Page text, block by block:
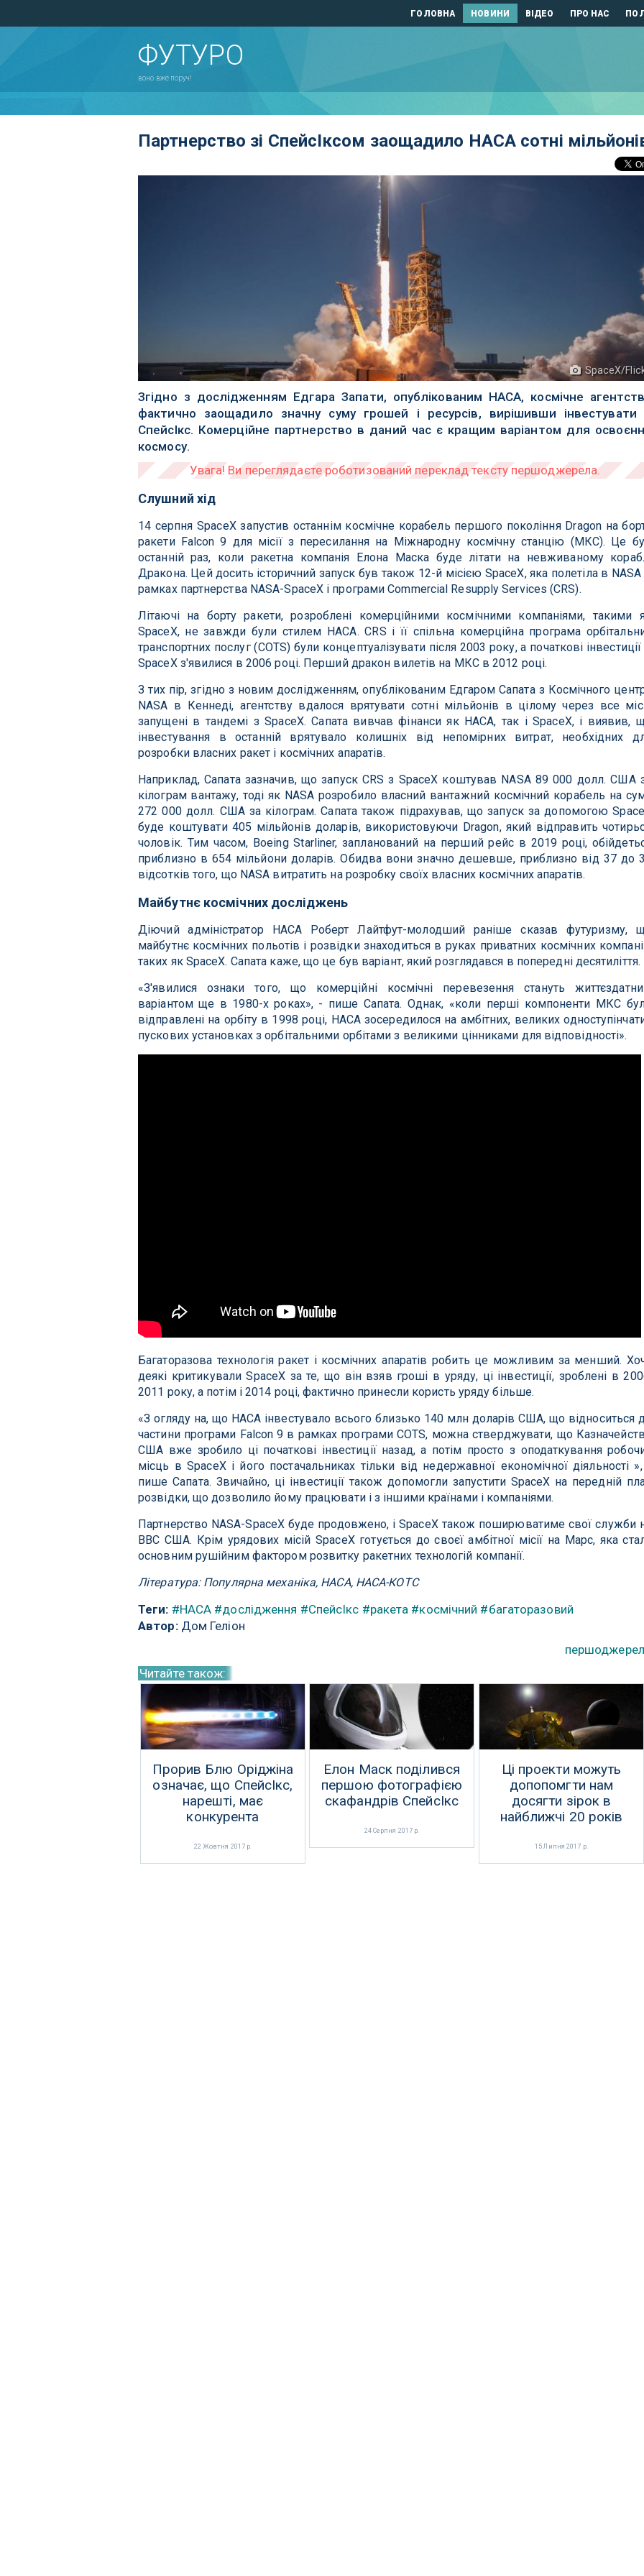
ГОЛОВНА НОВИНИ ВІДЕО ПРО НАС
ФУТУРО
воно вже поруч!
Партнерство зі СпейсІксом заощадило НАСА сотні
SpaceX/
Згідно з дослідженням Едгара Запати, опублікованим НАСА, космічне
фактично заощадило значну суму грошей і ресурсів, вирішивши інвестувати
СпейсІкс. Комерційне партнерство в даний час є кращим варіантом для
космосу.
Слушний хід
14 серпня SpaceX запустив останнім космічне корабель першого покоління Dragon на
ракети Falcon 9 для місії з пересилання на Міжнародну космічну станцію (МКС). Це
останній раз, коли ракетна компанія Елона Маска буде літати на невживаному
Дракона. Цей досить історичний запуск був також 12-й місією SpaceX, яка полетіла в
рамках партнерства NASA-SpaceX і програми Commercial Resupply Services (CRS).
Літаючі на борту ракети, розроблені комерційними космічними компаніями, такими
SpaceX, не завжди були стилем НАСА. CRS і її спільна комерційна програма
транспортних послуг (COTS) були концептуалізувати після 2003 року, а початкові
SpaceX з'явилися в 2006 році. Перший дракон вилетів на МКС в 2012 році.
З тих пір, згідно з новим дослідженням, опублікованим Едгаром Сапата з Космічного
NASA в Кеннеді, агентству вдалося врятувати сотні мільйонів в цілому через все
запущені в тандемі з SpaceX. Сапата вивчав фінанси як НАСА, так і SpaceX, і виявив,
інвестування в останній врятувало колишніх від непомірних витрат, необхідних
розробки власних ракет і космічних апаратів.
Наприклад, Сапата зазначив, що запуск CRS з SpaceX коштував NASA 89 000 долл. США
кілограм вантажу, тоді як NASA розробило власний вантажний космічний корабель на
272 000 долл. США за кілограм. Сапата також підрахував, що запуск за допомогою
буде коштувати 405 мільйонів доларів, використовуючи Dragon, який відправить
чоловік. Тим часом, Boeing Starliner, запланований на перший рейс в 2019 році,
приблизно в 654 мільйони доларів. Обидва вони значно дешевше, приблизно від 37 до
відсотків того, що NASA витратить на розробку своїх власних космічних апаратів.
Майбутнє космічних досліджень
Діючий адміністратор НАСА Роберт Лайтфут-молодший раніше сказав футуризму,
майбутнє космічних польотів і розвідки знаходиться в руках приватних космічних
таких як SpaceX. Сапата каже, що це був варіант, який розглядався в попередні десятиліття.
«З'явилися ознаки того, що комерційні космічні перевезення стануть
варіантом ще в 1980-х роках», - пише Сапата. Однак, «коли перші компоненти МКС
відправлені на орбіту в 1998 році, НАСА зосередилося на амбітних, великих
пускових установках з орбітальними орбітами з великими цінниками для відповідності».
Багаторазова технологія ракет і космічних апаратів робить це можливим за менший.
деякі критикували SpaceX за те, що він взяв гроші в уряду, ці інвестиції, зроблені в
2011 року, а потім і 2014 році, фактично принесли користь уряду більше.
«З огляду на, що НАСА інвестувало всього близько 140 млн доларів США, що відноситься
частини програми Falcon 9 в рамках програми COTS, можна стверджувати, що
США вже зробило ці початкові інвестиції назад, а потім просто з оподаткування
місць в SpaceX і його постачальниках тільки від недержавної економічної діяльності
пише Сапата. Звичайно, ці інвестиції також допомогли запустити SpaceX на передній
розвідки, що дозволило йому працювати і з іншими країнами і компаніями.
Партнерство NASA-SpaceX буде продовжено, і SpaceX також поширюватиме свої служби
ВВС США. Крім урядових місій SpaceX готується до своєї амбітної місії на Марс, яка
основним рушійним фактором розвитку ракетних технологій компанії.
Література: Популярна механіка, НАСА, НАСА-КОТС
Теги: #НАСА #дослідження #СпейсІкс #ракета #космічний #багаторазовий
Автор:Дом Геліон
Читайте також:
Прорив Блю Оріджіна
означає, що СпейсІкс,
нарешті, має
конкурента
22 Жовтня 2017 р.
Елон Маск поділився
першою фотографією
скафандрів СпейсІкс
24 Серпня 2017 р.
Ці проекти можуть
допопомгти нам
досягти зірок в
найближчі 20 років
15 Липня 2017 р.